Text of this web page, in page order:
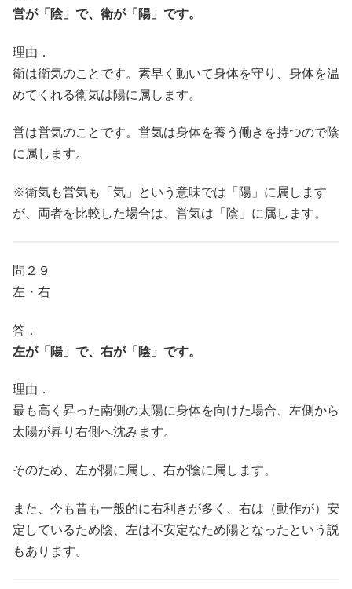
営が「陰」で、衛が「陽」です。
理由．
衛は衛気のことです。素早く動いて身体を守り、身体を温
めてくれる衛気は陽に属します。
営は営気のことです。営気は身体を養う働きを持つので陰
に属します。
※衛気も営気も「気」という意味では「陽」に属します
が、両者を比較した場合は、営気は「陰」に属します。
問２９
左・右
答．
左が「陽」で、右が「陰」です。
理由．
最も高く昇った南側の太陽に身体を向けた場合、左側から
太陽が昇り右側へ沈みます。
そのため、左が陽に属し、右が陰に属します。
また、今も昔も一般的に右利きが多く、右は（動作が）安
定しているため陰、左は不安定なため陽となったという説
もあります。